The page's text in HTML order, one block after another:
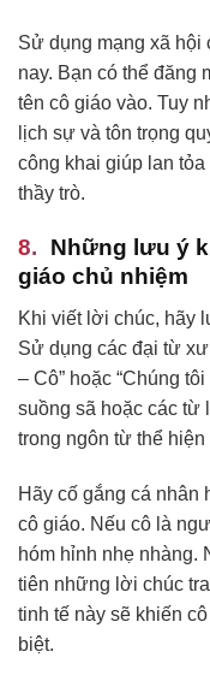
Sử dụng mạng xã hội
nay. Bạn có thể đăng
tên cô giáo vào. Tuy
lịch sự và tôn trọng
công khai giúp lan
thầy trò.
Những lưu ý
giáo chủ nhiệm
Khi viết lời chúc, hãy
Sử dụng các đại từ
– Cô” hoặc “Chúng
suồng sã hoặc các từ
trong ngôn từ thể
Hãy cố gắng cá nhân
cô giáo. Nếu cô là
hóm hỉnh nhẹ nhàng.
tiên những lời chúc
tinh tế này sẽ khiến
biệt.